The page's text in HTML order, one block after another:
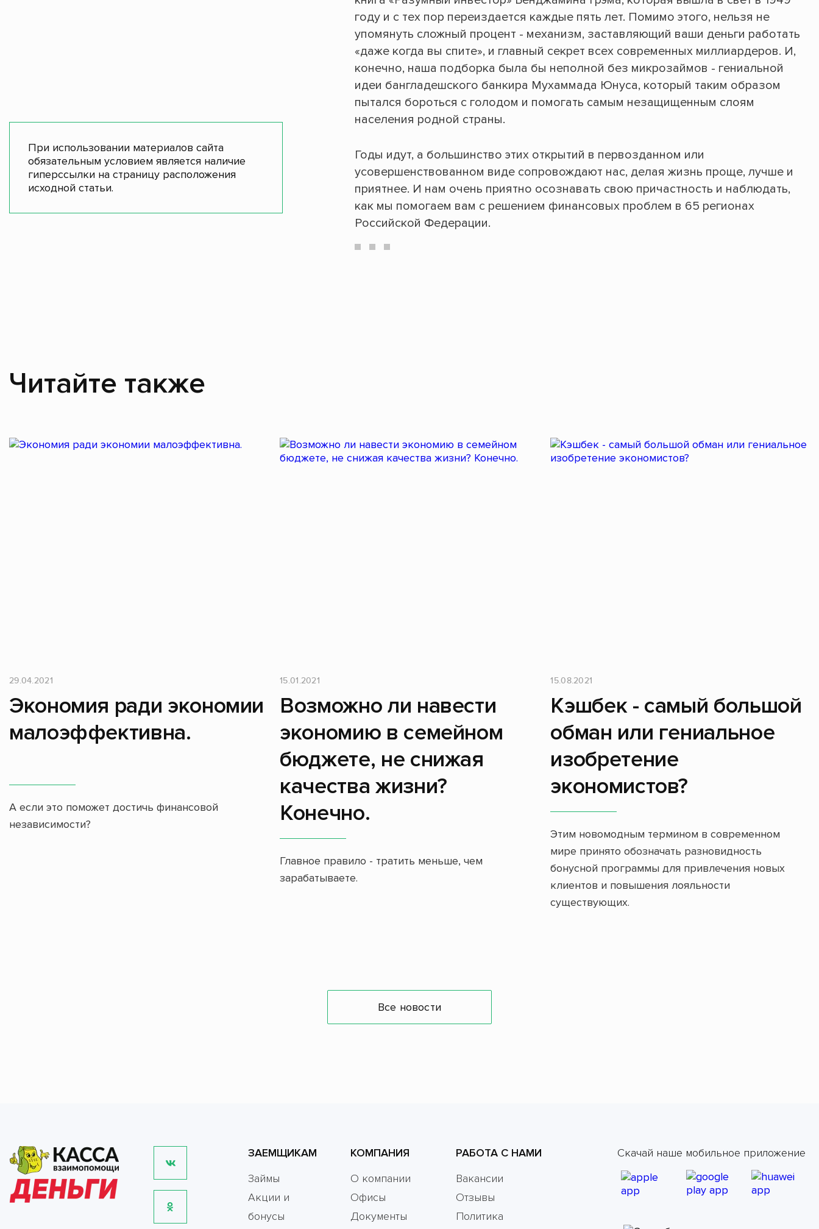
При использовании материалов сайта
обязательным условием является наличие
гиперссылки на страницу расположения
исходной статьи.
году и с тех пор переиздается каждые пять лет. Помимо этого, нельзя не
упомянуть сложный процент - механизм, заставляющий ваши деньги работать
«даже когда вы спите», и главный секрет всех современных миллиардеров. И,
конечно, наша подборка была бы неполной без микрозаймов - гениальной
идеи бангладешского банкира Мухаммада Юнуса, который таким образом
пытался бороться с голодом и помогать самым незащищенным слоям
населения родной страны.
Годы идут, а большинство этих открытий в первозданном или
усовершенствованном виде сопровождают нас, делая жизнь проще, лучше и
приятнее. И нам очень приятно осознавать свою причастность и наблюдать,
как мы помогаем вам с решением финансовых проблем в 65 регионах
Российской Федерации.
Читайте также
29.04.2021
Экономия ради экономии
малоэффективна.
А если это поможет достичь финансовой
независимости?
15.01.2021
Возможно ли навести
экономию в семейном
бюджете, не снижая
качества жизни?
Конечно.
Главное правило - тратить меньше, чем
зарабатываете.
15.08.2021
Кэшбек - самый большой
обман или гениальное
изобретение
экономистов?
Этим новомодным термином в современном
мире принято обозначать разновидность
бонусной программы для привлечения новых
клиентов и повышения лояльности
существующих.
Все новости
ЗАЕМЩИКАМ
Займы
Акции и
бонусы
КОМПАНИЯ
О компании
Офисы
Документы
РАБОТА С НАМИ
Вакансии
Отзывы
Политика
Скачай наше мобильное приложение